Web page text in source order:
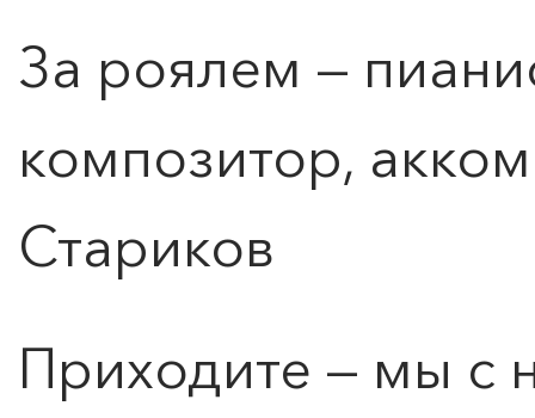
За роялем —
композитор,
Стариков
Приходите — мы с